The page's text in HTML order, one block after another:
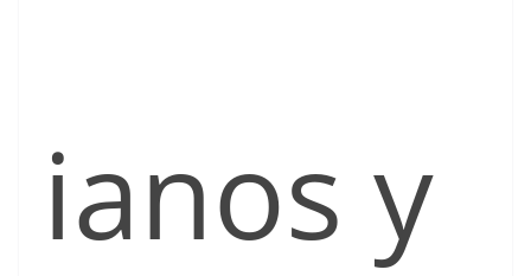
ianos y